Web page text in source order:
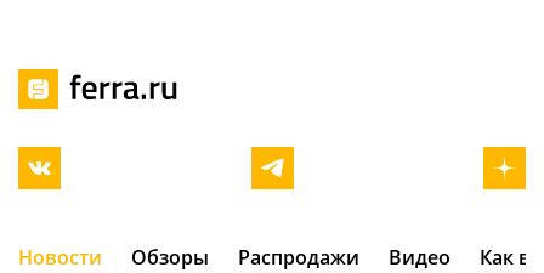
Новости Обзоры Распродажи Видео Как